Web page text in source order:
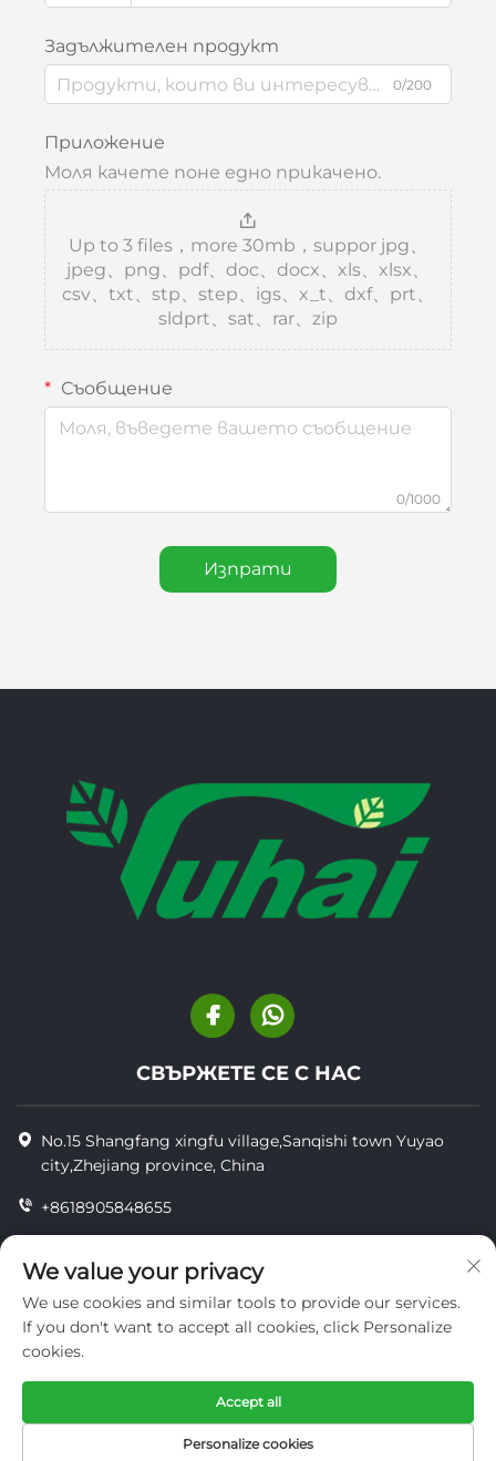
Задължителен продукт
0/200
Приложение
Моля качете поне едно прикачено.
Up to 3 files，more 30mb，suppor jpg、
jpeg、png、pdf、doc、docx、xls、xlsx、
csv、txt、stp、step、igs、x_t、dxf、prt、
sldprt、sat、rar、zip
Съобщение
0/1000
Изпрати
СВЪРЖЕТЕ СЕ С НАС
No.15 Shangfang xingfu village,Sanqishi town Yuyao
city,Zhejiang province, China
+8618905848655
[email protected]
поверителност
We value your privacy
We use cookies and similar tools to provide our services.
If you don't want to accept all cookies, click Personalize
cookies.
Personalize cookies
Accept all